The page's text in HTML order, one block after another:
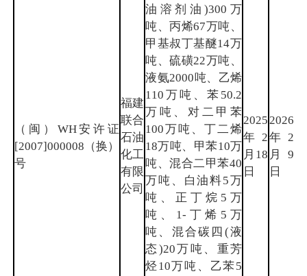
（闽）WH安许证
[2007]000008（换）
号
福建
联合
石油
化工
有限
公司
油溶剂油)300万
吨、丙烯67万吨、
甲基叔丁基醚14万
吨、硫磺22万吨、
液氨2000吨、乙烯
110万吨、苯50.2
万吨、对二甲苯
100万吨、丁二烯
18万吨、甲苯10万
吨、混合二甲苯40
万吨、白油料5万
吨、正丁烷5万
吨、1-丁烯5万
吨、混合碳四(液
态)20万吨、重芳
烃10万吨、乙苯5
2025
年2
月18
日
2026
年2
月9
日